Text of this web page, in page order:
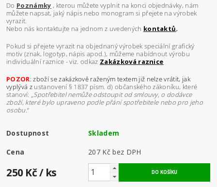
Do Poznámky , kterou můžete vyplnit na konci objednávky, nám
můžete napsat, jaký nápis nebo monogram si přejete na výrobek
vyrazit.
Nebo nás kontaktujte na jednom z uvedených kontaktů.
Pokud si přejete vyrazit na objednaný výrobek speciální grafický
motiv (znak, logotyp, nápis apod.), můžeme nabídnout výrobu
individuální raznice - viz. odkaz Zakázková raznice
POZOR: zboží se zakázkově raženým textem již nelze vrátit, jak
vyplývá z ustanovení § 1837 písm. d) občanského zákoníku, které
stanoví: „ Spotřebitel nemůže odstoupit od smlouvy, o dodávce
zboží, které bylo upraveno podle přání spotřebitele nebo pro jeho
osobu.“
Dostupnost Skladem
Cena 207 Kč bez DPH
250 Kč/ ks